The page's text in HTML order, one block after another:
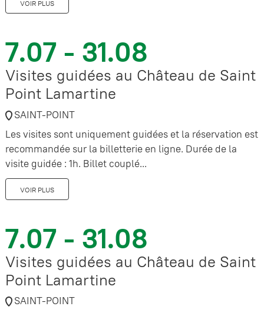
VOIR PLUS
7.07 - 31.08
Visites guidées au Château de Saint
Point Lamartine
SAINT-POINT
Les visites sont uniquement guidées et la réservation est
recommandée sur la billetterie en ligne. Durée de la
visite guidée : 1h. Billet couplé...
VOIR PLUS
7.07 - 31.08
Visites guidées au Château de Saint
Point Lamartine
SAINT-POINT